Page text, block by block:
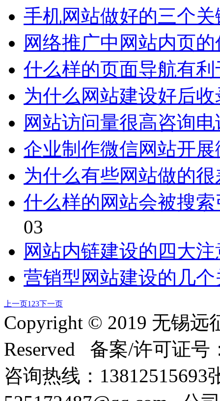
手机网站做好的三个关
网络推广中网站内页
什么样的页面导航有
为什么网站建设好后
网站访问量很高咨询
企业制作微信网站开
为什么有些网站做的
什么样的网站会被搜
03
网站内链建设的四大
营销型网站建设的几
上一页1 23下一页
Copyright © 2019 无锡远
Reserved 备案/许可证号
咨询热线：